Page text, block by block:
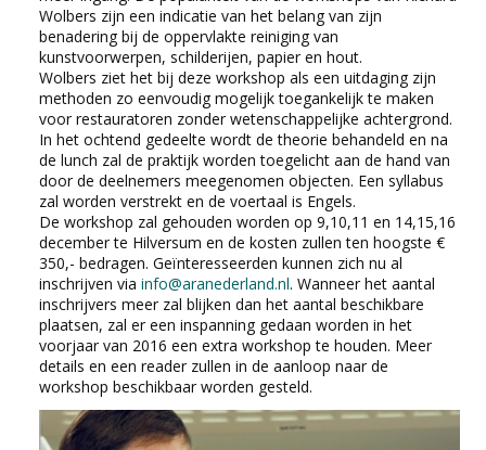
Wolbers zijn een indicatie van het belang van zijn
benadering bij de oppervlakte reiniging van
kunstvoorwerpen, schilderijen, papier en hout.
Wolbers ziet het bij deze workshop als een uitdaging zijn
methoden zo eenvoudig mogelijk toegankelijk te maken
voor restauratoren zonder wetenschappelijke achtergrond.
In het ochtend gedeelte wordt de theorie behandeld en na
de lunch zal de praktijk worden toegelicht aan de hand van
door de deelnemers meegenomen objecten. Een syllabus
zal worden verstrekt en de voertaal is Engels.
De workshop zal gehouden worden op 9,10,11 en 14,15,16
december te Hilversum en de kosten zullen ten hoogste €
350,- bedragen. Geïnteresseerden kunnen zich nu al
inschrijven via info@aranederland.nl. Wanneer het aantal
inschrijvers meer zal blijken dan het aantal beschikbare
plaatsen, zal er een inspanning gedaan worden in het
voorjaar van 2016 een extra workshop te houden. Meer
details en een reader zullen in de aanloop naar de
workshop beschikbaar worden gesteld.